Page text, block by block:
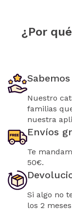
¿Por
Nuestro
familias
nuestra
Envíos
Te
50€.
Si algo no
los 2